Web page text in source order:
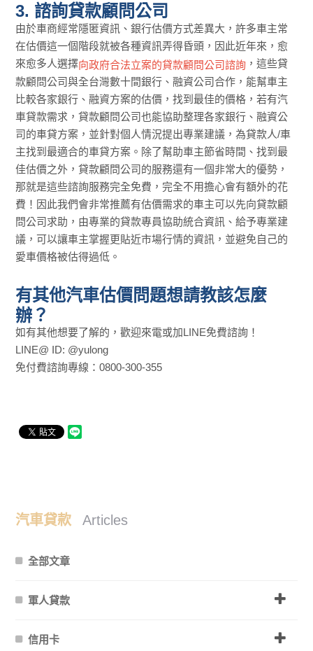
3. 諮詢貸款顧問公司
由於車商經常隱匿資訊、銀行估價方式差異大，許多車主常
在估價這一個階段就被各種資訊弄得昏頭，因此近年來，愈
來愈多人選擇向政府合法立案的貸款顧問公司諮詢 ，這些貸
款顧問公司與全台灣數十間銀行、融資公司合作，能幫車主
比較各家銀行、融資方案的估價，找到最佳的價格，若有汽
車貸款需求，貸款顧問公司也能協助整理各家銀行、融資公
司的車貸方案，並針對個人情況提出專業建議，為貸款人/車
主找到最適合的車貸方案。除了幫助車主節省時間、找到最
佳估價之外，貸款顧問公司的服務還有一個非常大的優勢，
那就是這些諮詢服務完全免費，完全不用擔心會有額外的花
費！因此我們會非常推薦有估價需求的車主可以先向貸款顧
問公司求助，由專業的貸款專員協助統合資訊、給予專業建
議，可以讓車主掌握更貼近市場行情的資訊，並避免自己的
愛車價格被估得過低。
有其他汽車估價問題想請教該怎麼
辦？
如有其他想要了解的，歡迎來電或加LINE免費諮詢！
LINE@ ID: @yulong
免付費諮詢專線：0800-300-355
汽車貸款 Articles
全部文章
軍人貸款
信用卡